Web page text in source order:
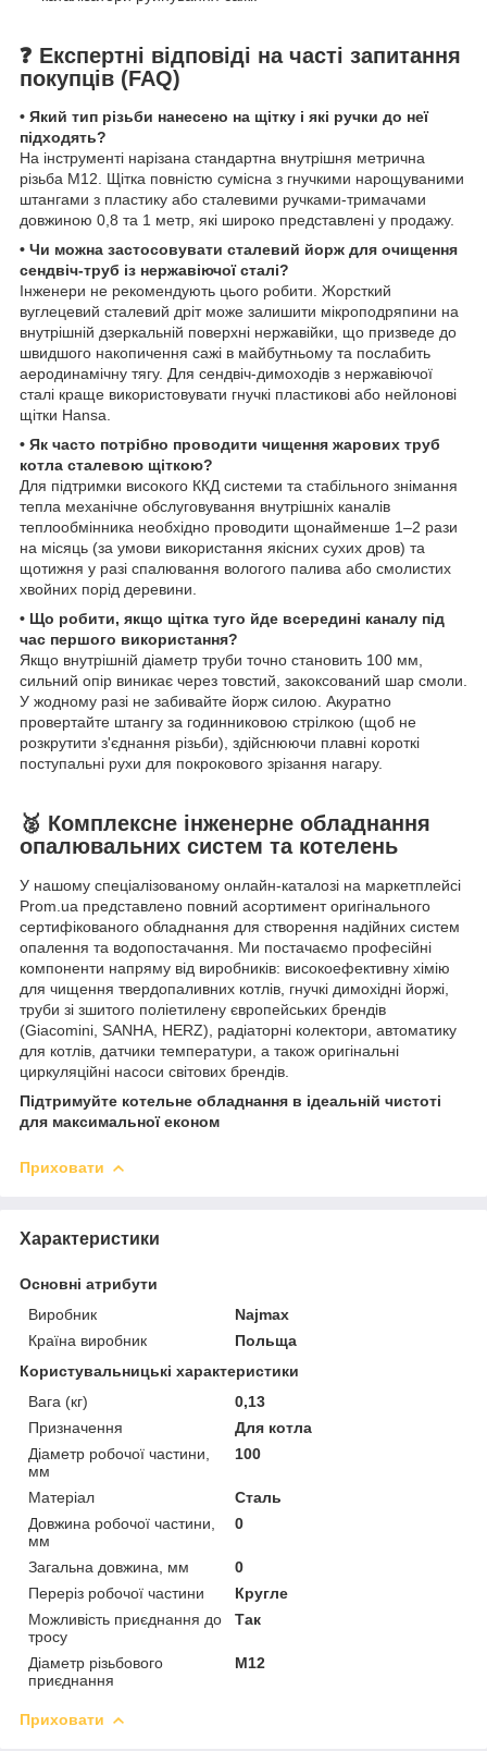
❓ Експертні відповіді на часті запитання
покупців (FAQ)
• Який тип різьби нанесено на щітку і які ручки до неї
підходять?
На інструменті нарізана стандартна внутрішня метрична
різьба М12. Щітка повністю сумісна з гнучкими нарощуваними
штангами з пластику або сталевими ручками-тримачами
довжиною 0,8 та 1 метр, які широко представлені у продажу.
• Чи можна застосовувати сталевий йорж для очищення
сендвіч-труб із нержавіючої сталі?
Інженери не рекомендують цього робити. Жорсткий
вуглецевий сталевий дріт може залишити мікроподряпини на
внутрішній дзеркальній поверхні нержавійки, що призведе до
швидшого накопичення сажі в майбутньому та послабить
аеродинамічну тягу. Для сендвіч-димоходів з нержавіючої
сталі краще використовувати гнучкі пластикові або нейлонові
щітки Hansa.
• Як часто потрібно проводити чищення жарових труб
котла сталевою щіткою?
Для підтримки високого ККД системи та стабільного знімання
тепла механічне обслуговування внутрішніх каналів
теплообмінника необхідно проводити щонайменше 1–2 рази
на місяць (за умови використання якісних сухих дров) та
щотижня у разі спалювання вологого палива або смолистих
хвойних порід деревини.
• Що робити, якщо щітка туго йде всередині каналу під
час першого використання?
Якщо внутрішній діаметр труби точно становить 100 мм,
сильний опір виникає через товстий, закоксований шар смоли.
У жодному разі не забивайте йорж силою. Акуратно
провертайте штангу за годинниковою стрілкою (щоб не
розкрутити з'єднання різьби), здійснюючи плавні короткі
поступальні рухи для покрокового зрізання нагару.
🥈 Комплексне інженерне обладнання
опалювальних систем та котелень
У нашому спеціалізованому онлайн-каталозі на маркетплейсі
Prom.ua представлено повний асортимент оригінального
сертифікованого обладнання для створення надійних систем
опалення та водопостачання. Ми постачаємо професійні
компоненти напряму від виробників: високоефективну хімію
для чищення твердопаливних котлів, гнучкі димохідні йоржі,
труби зі зшитого поліетилену європейських брендів
(Giacomini, SANHA, HERZ), радіаторні колектори, автоматику
для котлів, датчики температури, а також оригінальні
циркуляційні насоси світових брендів.
Підтримуйте котельне обладнання в ідеальній чистоті
для максимальної економ
Приховати
Характеристики
Основні атрибути
Виробник
Najmax
Країна виробник
Польща
Користувальницькі характеристики
Вага (кг)
0,13
Призначення
Для котла
Діаметр робочої частини,
мм
100
Матеріал
Сталь
Довжина робочої частини,
мм
0
Загальна довжина, мм
0
Переріз робочої частини
Кругле
Можливість приєднання до
тросу
Так
Діаметр різьбового
приєднання
М12
Приховати